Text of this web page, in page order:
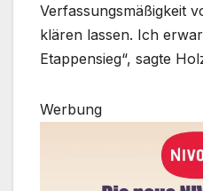
Verfassungsmäßigkeit
klären lassen. Ich
Etappensieg“, sagte
Werbung